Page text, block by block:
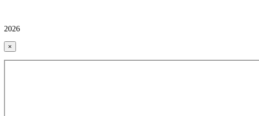
2026
×